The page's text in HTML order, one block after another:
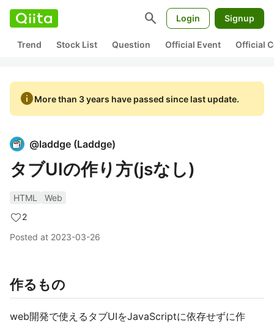
search Login Signup
Trend Stock List Question Official Event Official
infoMore than 3 years have passed since last update.
@laddge (Laddge)
タブUIの作り方(jsなし)
HTML
Web
2
Posted at 2023-03-26
作るもの
web開発で使えるタブUIをJavaScriptに依存せずに作